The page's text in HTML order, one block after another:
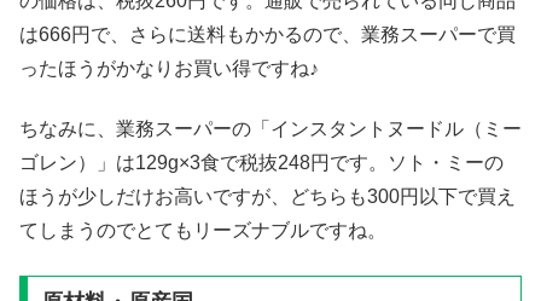
は666円で、さらに送料もかかるので、業務スーパーで買
ったほうがかなりお買い得ですね♪
ちなみに、業務スーパーの「インスタントヌードル（ミー
ゴレン）」は129g×3食で税抜248円です。ソト・ミーの
ほうが少しだけお高いですが、どちらも300円以下で買え
てしまうのでとてもリーズナブルですね。